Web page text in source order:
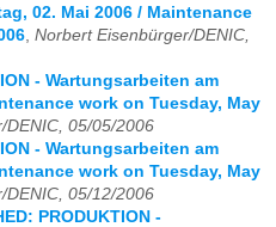
02. Mai 2006 / Maintenance
Norbert Eisenbürger/DENIC,
- Wartungsarbeiten am
work on Tuesday, May
DENIC, 05/05/2006
- Wartungsarbeiten am
work on Tuesday, May
DENIC, 05/12/2006
PRODUKTION -